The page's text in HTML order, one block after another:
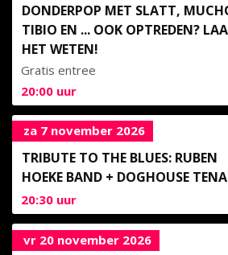
DONDERPOP MET SLATT,
TIBIO EN ... OOK OPTREDEN?
HET WETEN!
Gratis entree
20:00 uur
za 7 november 2026
TRIBUTE TO THE BLUES: RUBEN
HOEKE BAND + DOGHOUSE
20:30 uur
vr 20 november 2026